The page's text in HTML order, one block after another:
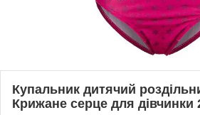
Купальник дитячий
Крижане серце для дівчинки